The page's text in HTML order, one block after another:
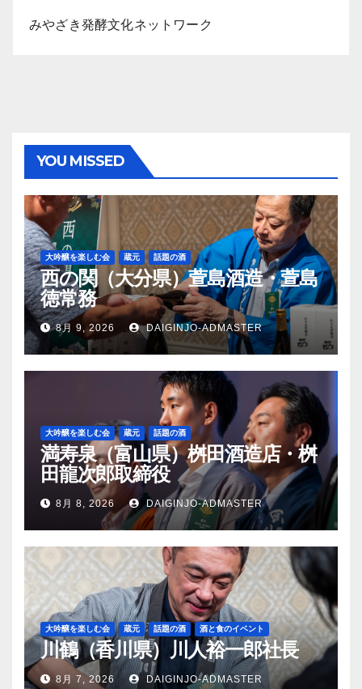
みやざき発酵文化ネットワーク
YOU MISSED
大吟醸を楽しむ会 蔵元 話題の酒
西の関（大分県）萱島酒造・萱島
徳常務
8月 9, 2026 DAIGINJO-ADMASTER
大吟醸を楽しむ会 蔵元 話題の酒
満寿泉（富山県）桝田酒造店・桝
田龍次郎取締役
8月 8, 2026 DAIGINJO-ADMASTER
大吟醸を楽しむ会 蔵元 話題の酒 酒と食のイベント
川鶴（香川県）川人裕一郎社長
8月 7, 2026 DAIGINJO-ADMASTER